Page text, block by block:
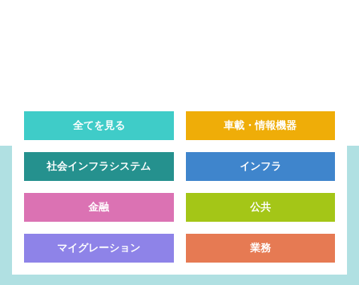
全てを見る 車載・情報機器
社会インフラシステム インフラ
金融 公共
マイグレーション 業務